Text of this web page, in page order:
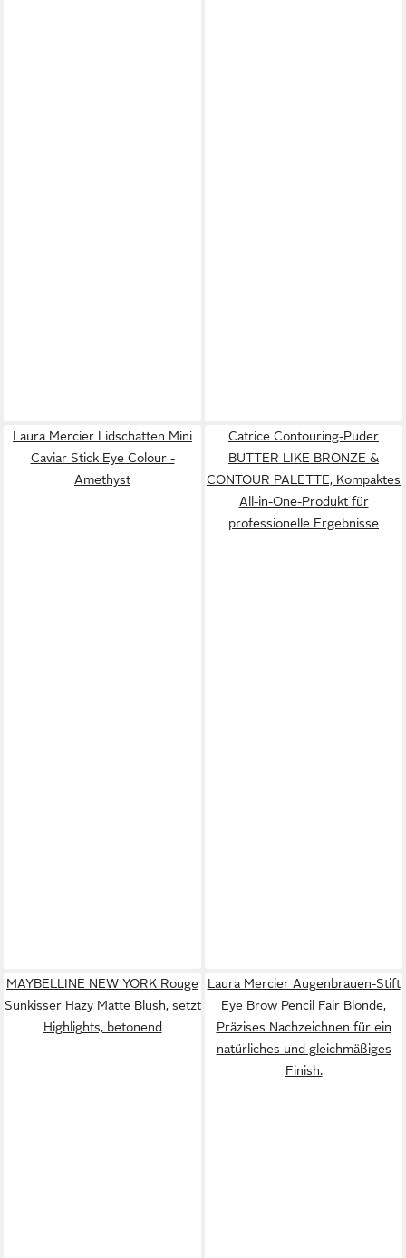
Laura Mercier Lidschatten Mini
Caviar Stick Eye Colour -
Amethyst
Catrice Contouring-Puder
BUTTER LIKE BRONZE &
CONTOUR PALETTE, Kompaktes
All-in-One-Produkt für
professionelle Ergebnisse
MAYBELLINE NEW YORK Rouge
Sunkisser Hazy Matte Blush, setzt
Highlights, betonend
Laura Mercier Augenbrauen-Stift
Eye Brow Pencil Fair Blonde,
Präzises Nachzeichnen für ein
natürliches und gleichmäßiges
Finish.